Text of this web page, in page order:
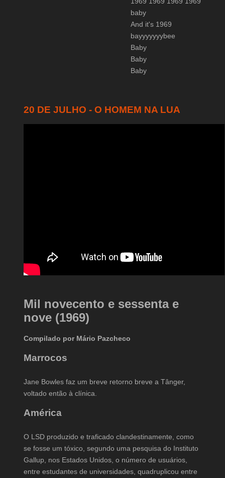
baby
And it's 1969
bayyyyyyybee
Baby
Baby
Baby
20 DE JULHO - O HOMEM NA LUA
Mil novecento e sessenta e
nove (1969)
Compilado por Mário Pazcheco
Marrocos
Jane Bowles faz um breve retorno breve a Tânger,
voltado então à clínica.
América
O LSD produzido e traficado clandestinamente, como
se fosse um tóxico, segundo uma pesquisa do Instituto
Gallup, nos Estados Unidos, o número de usuários,
entre estudantes de universidades, quadruplicou entre